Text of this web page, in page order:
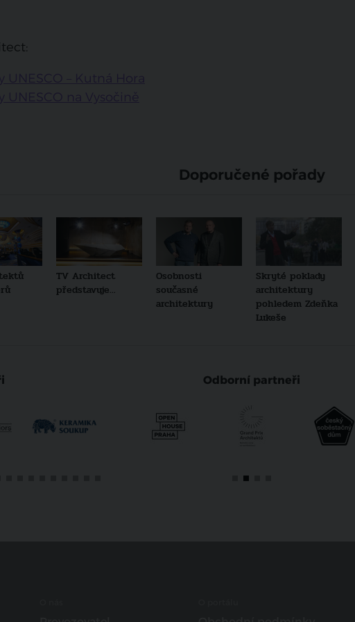
Doporučené pořady
TV Architect
představuje...
Osobnosti
současné
architektury
Skryté poklady
architektury
pohledem Zdeňka
Lukeše
Odborní partneři